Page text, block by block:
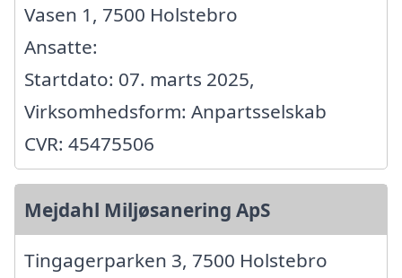
Vasen 1, 7500 Holstebro
Ansatte:
Startdato: 07. marts 2025,
Virksomhedsform: Anpartsselskab
CVR: 45475506
Mejdahl Miljøsanering ApS
Tingagerparken 3, 7500 Holstebro